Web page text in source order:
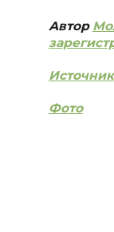
Автор
Источник
Фото